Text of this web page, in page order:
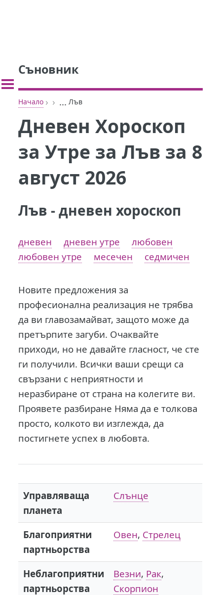
Съновник
Начало › › ... Лъв
Дневен Хороскоп
за Утре за Лъв за 8
август 2026
Лъв - дневен хороскоп
дневен дневен утре
любовен
любовен утре
месечен седмичен
Новите предложения за
професионална реализация не трябва
да ви главозамайват, защото може да
претърпите загуби. Очаквайте
приходи, но не давайте гласност, че сте
ги получили. Всички ваши срещи са
свързани с неприятности и
неразбиране от страна на колегите ви.
Проявете разбиране Няма да е толкова
просто, колкото ви изглежда, да
постигнете успех в любовта.
Управляваща
планета
Слънце
Благоприятни
партньорства
Овен, Стрелец
Неблагоприятни
партньорства
Везни, Рак,
Скорпион